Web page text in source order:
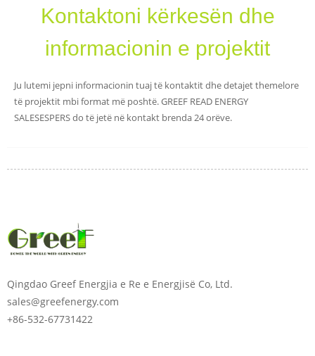
Kontaktoni kërkesën dhe
informacionin e projektit
Ju lutemi jepni informacionin tuaj të kontaktit dhe detajet themelore
të projektit mbi format më poshtë. GREEF READ ENERGY
SALESESPERS do të jetë në kontakt brenda 24 orëve.
Qingdao Greef Energjia e Re e Energjisë Co, Ltd.
sales@greefenergy.com
+86-532-67731422
fjalëkalimin